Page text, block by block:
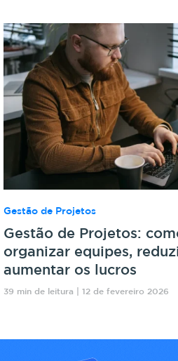
Gestão de Projetos
Gestão de Projetos:
organizar equipes,
aumentar os lucros
39 min de leitura | 12 de fevereiro 2026